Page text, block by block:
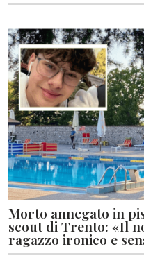
Morto annegato in
scout di Trento: «Il
ragazzo ironico e